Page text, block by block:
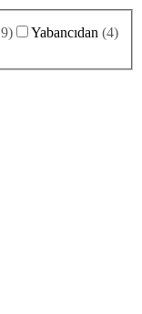
) Yabancıdan (4)